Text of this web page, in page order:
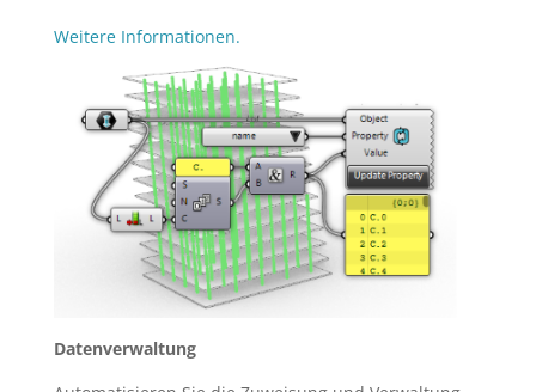
Weitere Informationen.
Datenverwaltung